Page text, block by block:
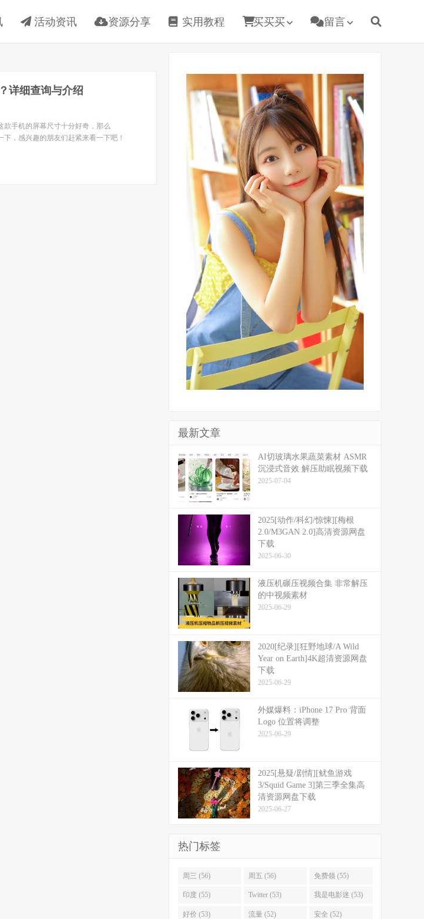
活动资讯 资源分享 实用教程 买买买 留言
详细查询与介绍
款手机的屏幕尺寸十分好奇，那么
下，感兴趣的朋友们赶紧来看一下吧！
最新文章
​​AI切玻璃水果蔬菜素材 ASMR
沉浸式音效 解压助眠视频下载
2025-07-04
2025[动作/科幻/惊悚][梅根
2.0/M3GAN 2.0]高清资源网盘
下载
2025-06-30
液压机碾压视频合集 非常解压
的中视频素材
2025-06-29
2020[纪录][狂野地球/A Wild
Year on Earth]4K超清资源网盘
下载
2025-06-29
外媒爆料：​​iPhone 17 Pro 背面
Logo 位置将调整​​
2025-06-29
2025[悬疑/剧情][鱿鱼游戏
3/Squid Game 3]第三季全集高
清资源网盘下载
2025-06-27
热门标签
周三 (56) 周五 (56) 免费领 (55)
印度 (55) Twitter (53) 我是电影迷 (53)
好价 (53) 流量 (52) 安全 (52)